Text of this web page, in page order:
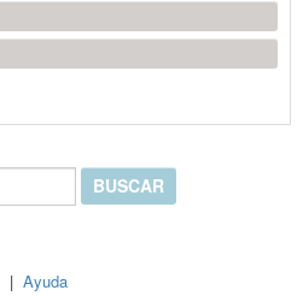
| Ayuda